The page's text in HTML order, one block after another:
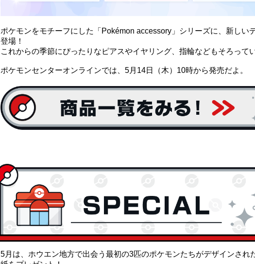
ポケモンをモチーフにした「Pokémon accessory」シリーズに、新しい
登場！
これからの季節にぴったりなピアスやイヤリング、指輪などもそろって
ポケモンセンターオンラインでは、5月14日（木） 10時から発売だよ。
5月は、ホウエン地方で出会う最初の3匹のポケモンたちがデザインされ